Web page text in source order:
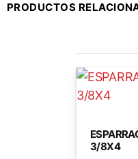
PRODUCTOS
3/8X4